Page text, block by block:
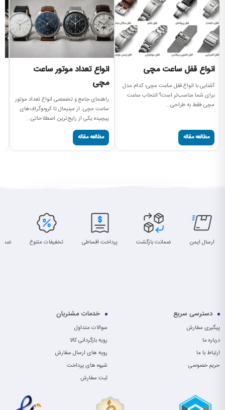
انواع قفل ساعت مچی
آشنایی با انواع قفل ساعت مچی؛ کدام مدل
برای شما مناسب‌تر است؟ انتخاب ساعت
مچی فقط به طراحی...
مطالعه مقاله
انواع تعداد موتور ساعت
مچی
راهنمای جامع و تخصصی انواع تعداد موتور
ساعت مچی: از مینیمال تا کرونوگراف‌های
پیچیده یکی از رایج‌ترین اصطلاحاتی...
مطالعه مقاله
ارسال ایمن ضمانت بازگشت پرداخت اقساطی تخفیفات متنوع
دسترسی سریع
پیگیری سفارش
درباره ما
ارتباط با ما
حریم خصوصی
خدمات مشتریان
سوالات متداول
رویه بازگردانی کالا
رویه های ارسال سفارش
شیوه های پرداخت
ثبت سفارش